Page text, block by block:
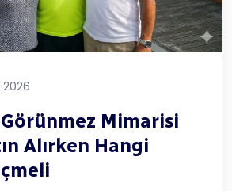
Mimarisi
Alırken Hangi